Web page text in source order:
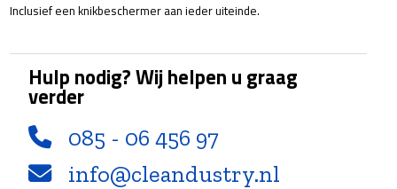
Inclusief een knikbeschermer aan ieder uiteinde.
Hulp nodig? Wij helpen u graag
verder
085 - 06 456 97
info@cleandustry.nl